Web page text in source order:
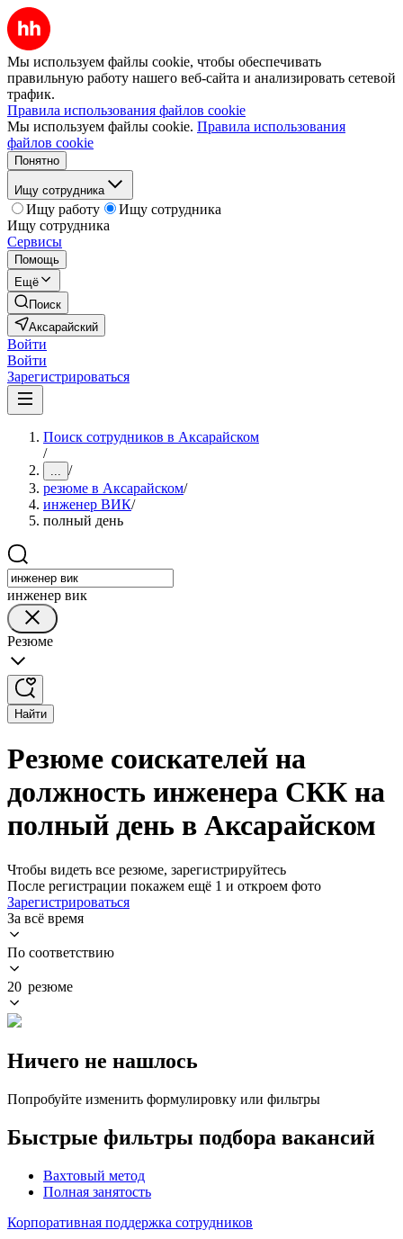
Мы используем файлы cookie, чтобы обеспечивать
правильную работу нашего веб-сайта и анализировать сетевой
трафик.
Правила использования файлов cookie
Мы используем файлы cookie. Правила использования
файлов cookie
Понятно
Ищу сотрудника
Ищу работу
Ищу сотрудника
Ищу сотрудника
Сервисы
Помощь
Ещё
Поиск
Аксарайский
Войти
Войти
Зарегистрироваться
Поиск сотрудников в Аксарайском
/
... /
резюме в Аксарайском/
инженер ВИК/
полный день
инженер вик
Резюме
Найти
Резюме соискателей на
должность инженера СКК на
полный день в Аксарайском
Чтобы видеть все резюме, зарегистрируйтесь
После регистрации покажем ещё 1 и откроем фото
Зарегистрироваться
За всё время
По соответствию
20 резюме
Ничего не нашлось
Попробуйте изменить формулировку или фильтры
Быстрые фильтры подбора вакансий
Вахтовый метод
Полная занятость
Корпоративная поддержка сотрудников